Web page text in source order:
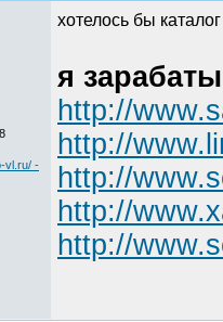
vl.ru/ -
хотелось бы
я
http://
http://
http://
http://
http://